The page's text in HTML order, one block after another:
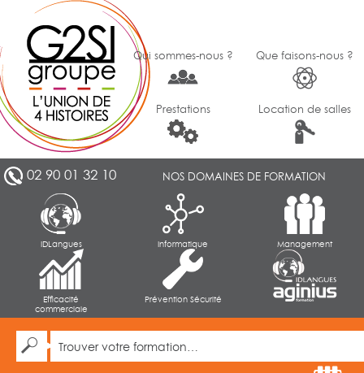
Qui sommes-nous ? Que faisons-nous ?
Prestations Location de salles
02 90 01 32 10 NOS DOMAINES DE FORMATION
IDLangues Informatique Management
Efficacité
commerciale
Prévention Sécurité